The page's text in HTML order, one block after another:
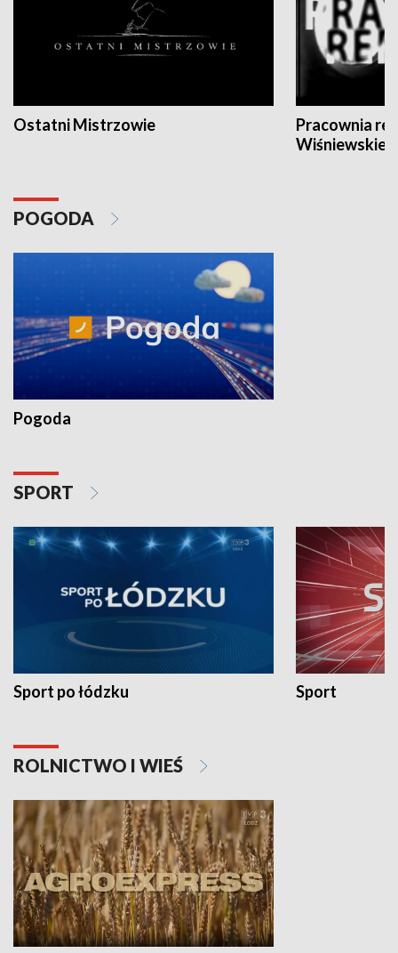
Ostatni Mistrzowie
Pracownia
POGODA
Pogoda
SPORT
Sport po łódzku Sport
ROLNICTWO I WIEŚ